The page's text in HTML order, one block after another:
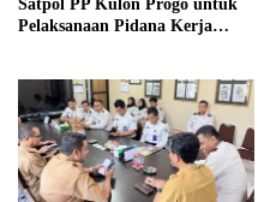
Satpol PP Kulon Progo untuk
Pelaksanaan Pidana Kerja